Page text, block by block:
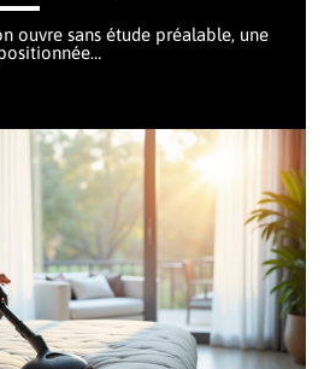
ouvre sans étude préalable, une
…